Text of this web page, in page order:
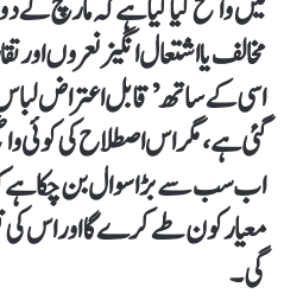
میں واضح کیا گیا ہے کہ مارچ
مخالف یا اشتعال انگیز نعروں
اسی کے ساتھ ’قابل اعتراض لباس‘
گئی ہے، مگر اس اصطلاح کی
اب سب سے بڑا سوال بن چکا ہے
معیار کون طے کرے گا اور اس کی
گی۔